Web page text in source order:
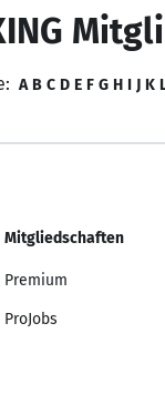
A B C D E F G H I J K
Mitgliedschaften
Premium
ProJobs